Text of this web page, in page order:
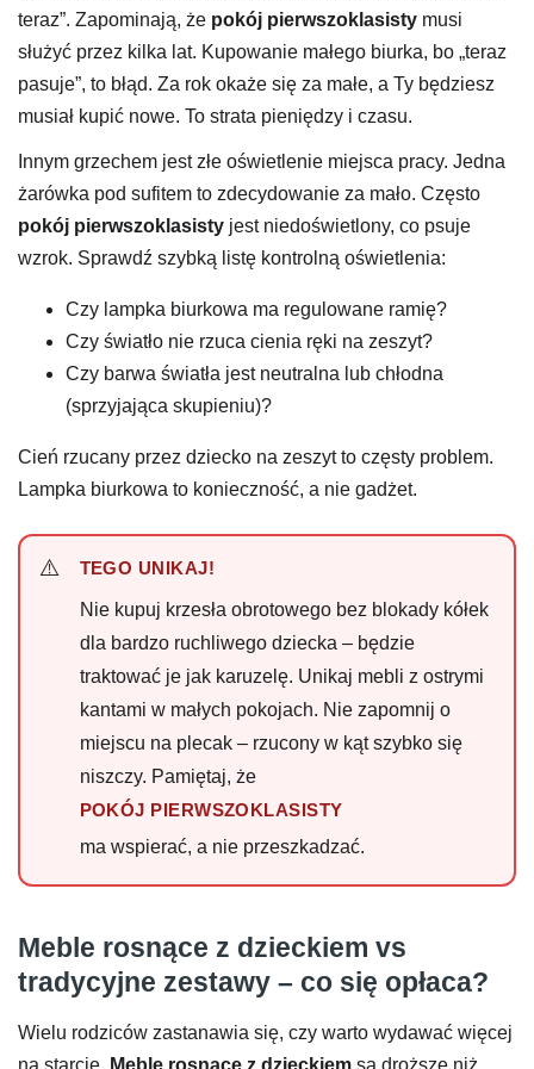
teraz”. Zapominają, że pokój pierwszoklasisty musi
służyć przez kilka lat. Kupowanie małego biurka, bo „teraz
pasuje”, to błąd. Za rok okaże się za małe, a Ty będziesz
musiał kupić nowe. To strata pieniędzy i czasu.
Innym grzechem jest złe oświetlenie miejsca pracy. Jedna
żarówka pod sufitem to zdecydowanie za mało. Często
pokój pierwszoklasisty jest niedoświetlony, co psuje
wzrok. Sprawdź szybką listę kontrolną oświetlenia:
Czy lampka biurkowa ma regulowane ramię?
Czy światło nie rzuca cienia ręki na zeszyt?
Czy barwa światła jest neutralna lub chłodna
(sprzyjająca skupieniu)?
Cień rzucany przez dziecko na zeszyt to częsty problem.
Lampka biurkowa to konieczność, a nie gadżet.
TEGO UNIKAJ!
Nie kupuj krzesła obrotowego bez blokady kółek
dla bardzo ruchliwego dziecka – będzie
traktować je jak karuzelę. Unikaj mebli z ostrymi
kantami w małych pokojach. Nie zapomnij o
miejscu na plecak – rzucony w kąt szybko się
niszczy. Pamiętaj, że
POKÓJ PIERWSZOKLASISTY
ma wspierać, a nie przeszkadzać.
Meble rosnące z dzieckiem vs
tradycyjne zestawy – co się opłaca?
Wielu rodziców zastanawia się, czy warto wydawać więcej